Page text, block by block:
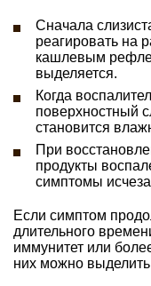
Сначала
реагировать на
кашлевым
выделяется.
Когда
поверхностный
становится
При
продукты
симптомы
Если симптом
длительного
иммунитет или
них можно